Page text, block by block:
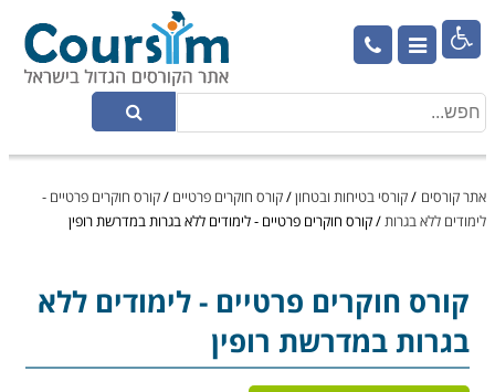

אתר קורסים /קורסי בטיחות ובטחון/קורס חוקרים פרטיים /קורס חוקרים פרטיים -
לימודים ללא בגרות/קורס חוקרים פרטיים - לימודים ללא בגרות במדרשת רופין
קורס חוקרים פרטיים - לימודים ללא
בגרות במדרשת רופין